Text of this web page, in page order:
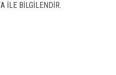
ILE BILGILENDIR.